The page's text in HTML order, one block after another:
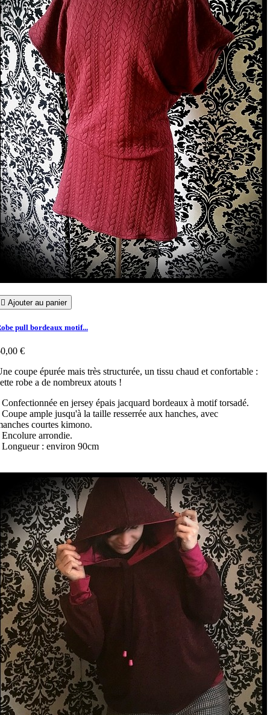
 Ajouter au panier
pull bordeaux motif...
€
coupe épurée mais très structurée, un tissu chaud et confortable :
robe a de nombreux atouts !
Confectionnée en jersey épais jacquard bordeaux à motif torsadé.
Coupe ample jusqu'à la taille resserrée aux hanches, avec
courtes kimono.
Encolure arrondie.
Longueur : environ 90cm